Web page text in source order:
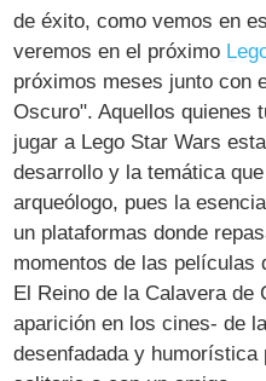
de éxito, como vemos en
veremos en el próximo
próximos meses junto con
Oscuro". Aquellos quienes
jugar a Lego Star Wars
desarrollo y la temática
arqueólogo, pues la
un plataformas donde
momentos de las películas
El Reino de la Calavera
aparición en los cines- de
desenfadada y